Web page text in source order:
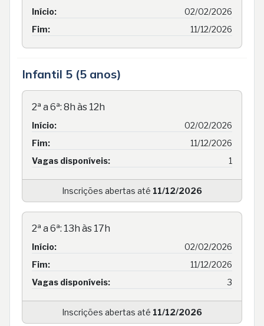
Início:
02/02/2026
Fim:
11/12/2026
Infantil 5 (5 anos)
2ª a 6ª: 8h às 12h
Início:
02/02/2026
Fim:
11/12/2026
Vagas disponíveis:
1
Inscrições abertas até 11/12/2026
2ª a 6ª: 13h às 17h
Início:
02/02/2026
Fim:
11/12/2026
Vagas disponíveis:
3
Inscrições abertas até 11/12/2026